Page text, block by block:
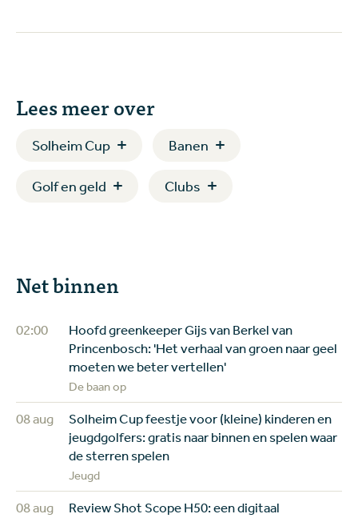
Lees meer over
Solheim Cup Banen
Golf en geld Clubs
Net binnen
02:00
Hoofd greenkeeper Gijs van Berkel van
Princenbosch: 'Het verhaal van groen naar geel
moeten we beter vertellen'
De baan op
08 aug
Solheim Cup feestje voor (kleine) kinderen en
jeugdgolfers: gratis naar binnen en spelen waar
de sterren spelen
Jeugd
08 aug
Review Shot Scope H50: een digitaal